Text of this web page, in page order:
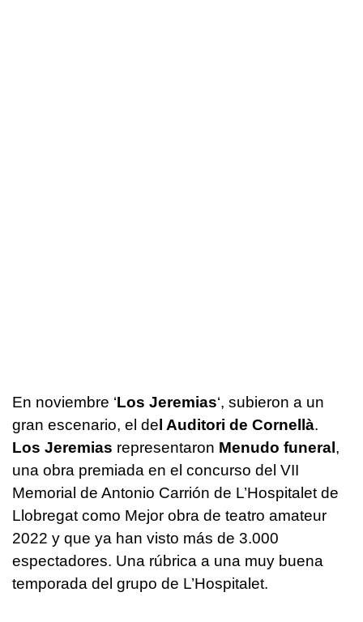
En noviembre ‘Los Jeremias‘, subieron a un
gran escenario, el de l Auditori de Cornellà.
Los Jeremias representaron Menudo funeral ,
una obra premiada en el concurso del VII
Memorial de Antonio Carrión de L’Hospitalet de
Llobregat como Mejor obra de teatro amateur
2022 y que ya han visto más de 3.000
espectadores. Una rúbrica a una muy buena
temporada del grupo de L’Hospitalet.